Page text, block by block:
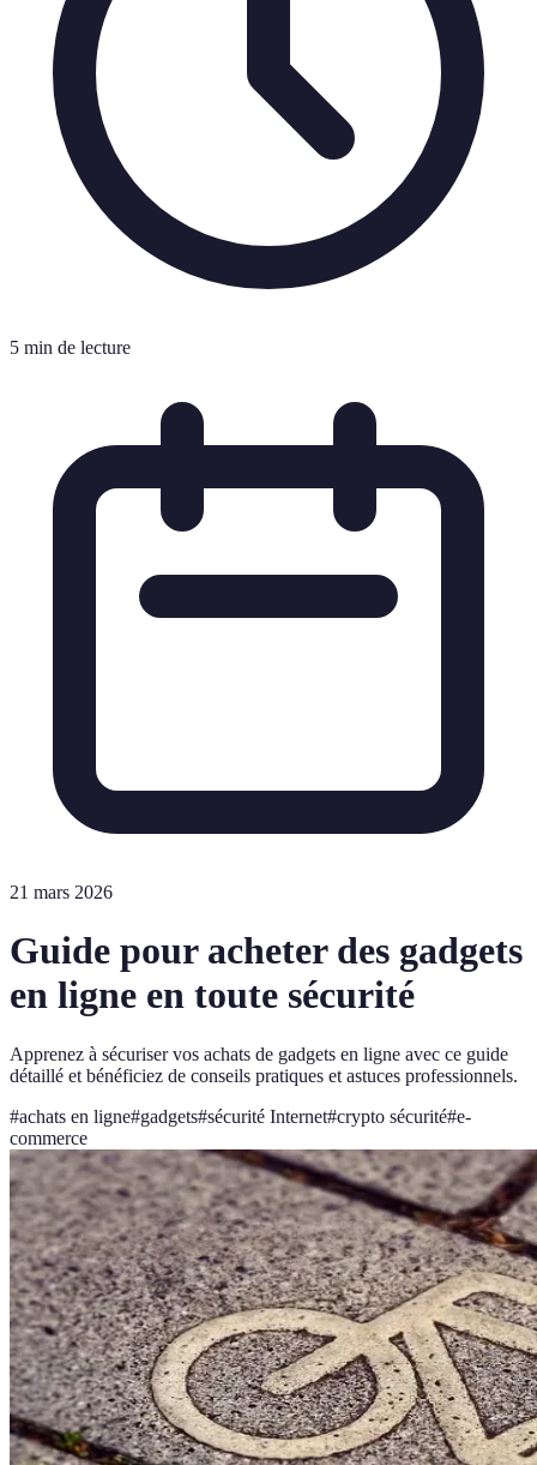
5 min de lecture
21 mars 2026
Guide pour acheter des gadgets
en ligne en toute sécurité
Apprenez à sécuriser vos achats de gadgets en ligne avec ce guide
détaillé et bénéficiez de conseils pratiques et astuces professionnels.
#achats en ligne#gadgets#sécurité Internet#crypto sécurité#e-
commerce